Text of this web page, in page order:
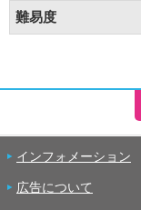
難易度
インフォメーション
広告について